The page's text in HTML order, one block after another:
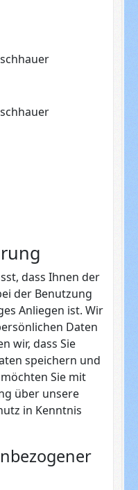
dass Ihnen der
der Benutzung
Anliegen ist. Wir
Daten
wir, dass Sie
speichern und
Sie mit
über unsere
in Kenntnis